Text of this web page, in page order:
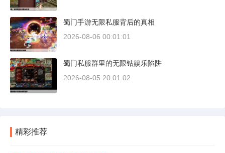
蜀门手游无限私服背后的真相
2026-08-06 00:01:01
蜀门私服群里的无限钻娱乐陷阱
2026-08-05 20:01:02
精彩推荐